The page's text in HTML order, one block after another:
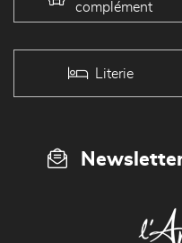
complément
Literie